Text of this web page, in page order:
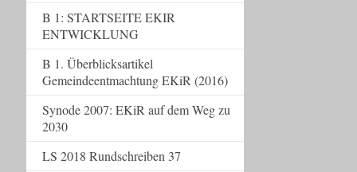
B 1: STARTSEITE EKIR
ENTWICKLUNG
B 1. Überblicksartikel
Gemeindeentmachtung EKiR (2016)
Synode 2007: EKiR auf dem Weg zu
2030
LS 2018 Rundschreiben 37